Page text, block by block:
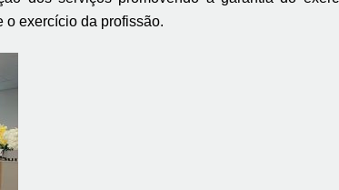
o exercício da profissão.